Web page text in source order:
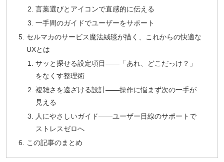
言葉選びとアイコンで直感的に伝える
一手間のガイドでユーザーをサポート
セルマカのサービス魔法絨毯が描く、これからの快適な
UXとは
サッと探せる設定項目――「あれ、どこだっけ？」
をなくす整理術
複雑さを遠ざける設計――操作に悩まず次の一手が
見える
人にやさしいガイド――ユーザー目線のサポートで
ストレスゼロへ
この記事のまとめ